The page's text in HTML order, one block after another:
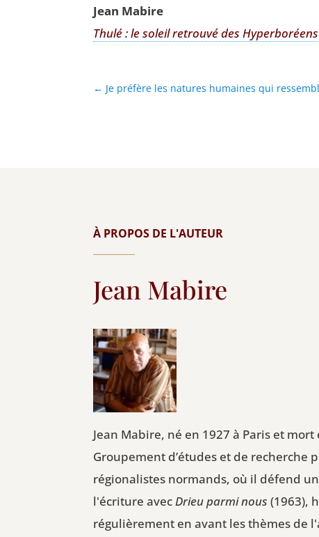
Jean Mabire
Thu­lé : le soleil retrou­vé des Hyper­bo­réens
← Je préfère les natures humaines qui
À PROPOS DE L'AUTEUR
Jean Mabire
Jean Mabire, né en 1927 à Paris et
Groupement d’études et de recherche
régionalistes normands, où il défend
l'écriture avecDrieu parmi nous (1963),
régulièrement en avant les thèmes de